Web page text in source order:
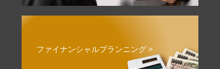
ファイナンシャルプランニング >